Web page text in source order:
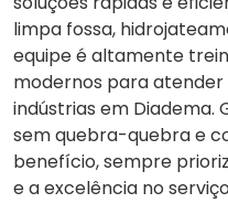
limpa fossa,
equipe é altamente
modernos para
indústrias em Diadema.
sem quebra-quebra e
benefício, sempre
e a excelência no